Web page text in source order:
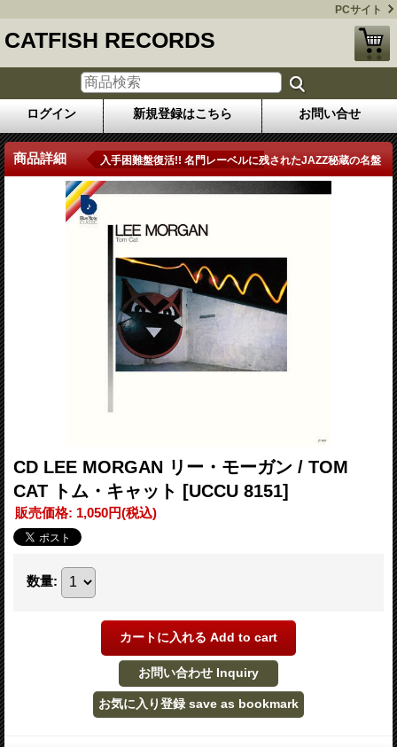
PCサイト
CATFISH RECORDS
ログイン 新規登録はこちら お問い合せ
商品詳細 入手困難盤復活!! 名門レーベルに残されたJAZZ秘蔵の名盤
CD LEE MORGAN リー・モーガン / TOM
CAT トム・キャット [UCCU 8151]
販売価格: 1,050円(税込)
数量: